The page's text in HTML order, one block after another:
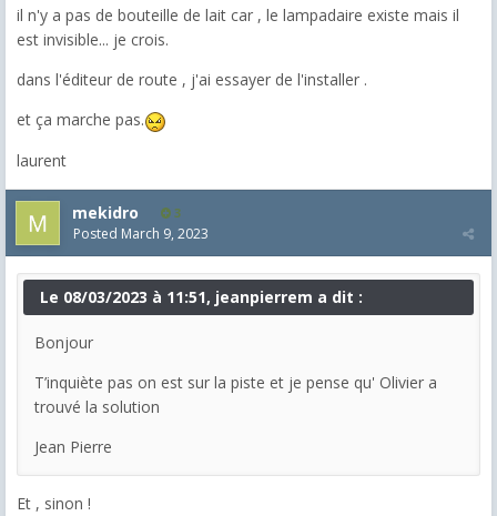
il n'y a pas de bouteille de lait car , le lampadaire existe mais il
est invisible... je crois.
dans l'éditeur de route , j'ai essayer de l'installer .
et ça marche pas.
laurent
mekidro 3
Posted March 9, 2023
Le 08/03/2023 à 11:51, jeanpierrem a dit :
Bonjour
T’inquiète pas on est sur la piste et je pense qu' Olivier a
trouvé la solution
Jean Pierre
Et , sinon !